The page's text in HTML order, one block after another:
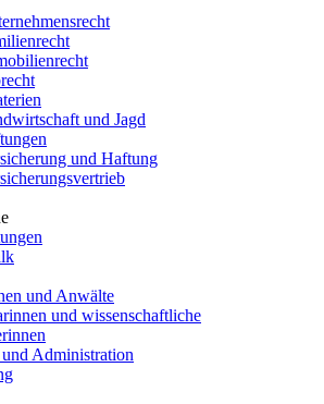
und Jagd
und Haftung
und Anwälte
und wissenschaftliche
Administration